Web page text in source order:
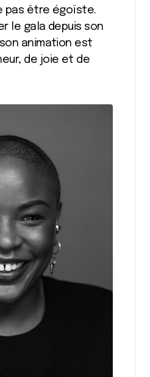
pas être égoïste.
le gala depuis son
animation est
de joie et de